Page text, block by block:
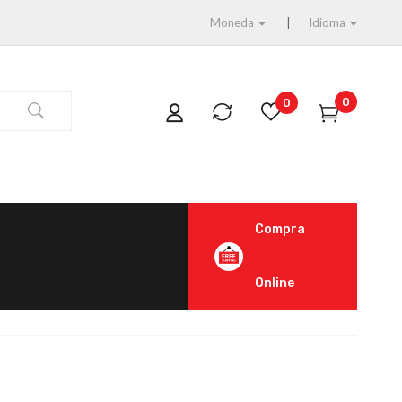
Moneda Idioma
0 0
Compra
Online